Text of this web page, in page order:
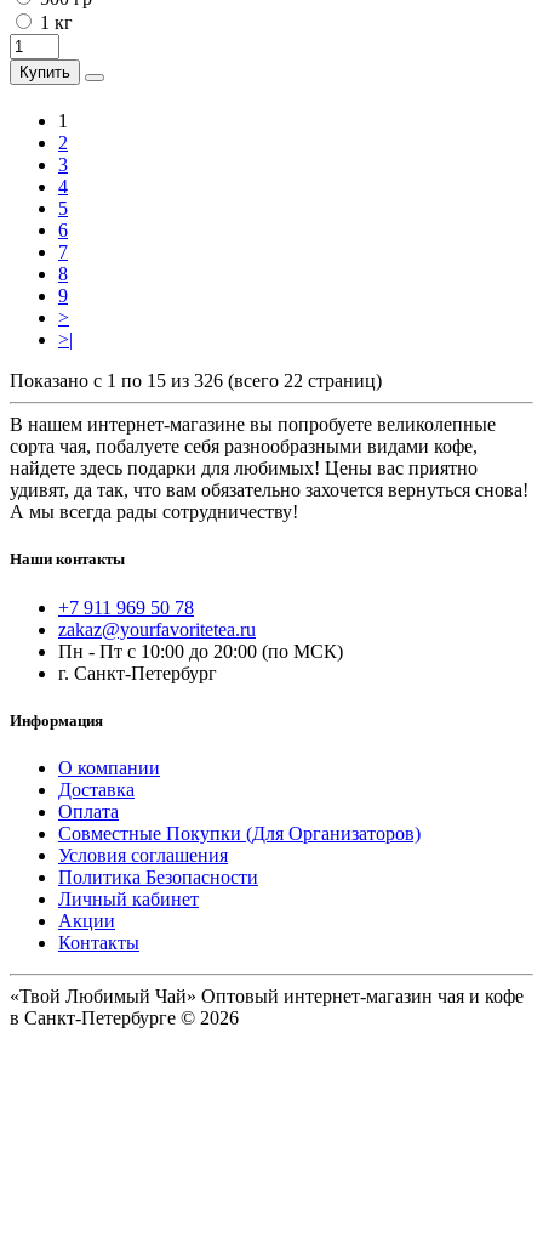
1 кг
Купить
1
2
3
4
5
6
7
8
9
>
>|
Показано с 1 по 15 из 326 (всего 22 страниц)
В нашем интернет-магазине вы попробуете великолепные
сорта чая, побалуете себя разнообразными видами кофе,
найдете здесь подарки для любимых! Цены вас приятно
удивят, да так, что вам обязательно захочется вернуться снова!
А мы всегда рады сотрудничеству!
Наши контакты
+7 911 969 50 78
zakaz@yourfavoritetea.ru
Пн - Пт с 10:00 до 20:00 (по МСК)
г. Санкт-Петербург
Информация
О компании
Доставка
Оплата
Совместные Покупки (Для Организаторов)
Условия соглашения
Политика Безопасности
Личный кабинет
Акции
Контакты
«Твой Любимый Чай» Оптовый интернет-магазин чая и кофе
в Санкт-Петербурге © 2026